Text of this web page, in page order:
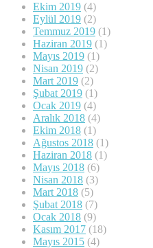
Ekim 2019 (4)
Eylül 2019 (2)
Temmuz 2019 (1)
Haziran 2019 (1)
Mayıs 2019 (1)
Nisan 2019 (2)
Mart 2019 (2)
Şubat 2019 (1)
Ocak 2019 (4)
Aralık 2018 (4)
Ekim 2018 (1)
Ağustos 2018 (1)
Haziran 2018 (1)
Mayıs 2018 (6)
Nisan 2018 (3)
Mart 2018 (5)
Şubat 2018 (7)
Ocak 2018 (9)
Kasım 2017 (18)
Mayıs 2015 (4)